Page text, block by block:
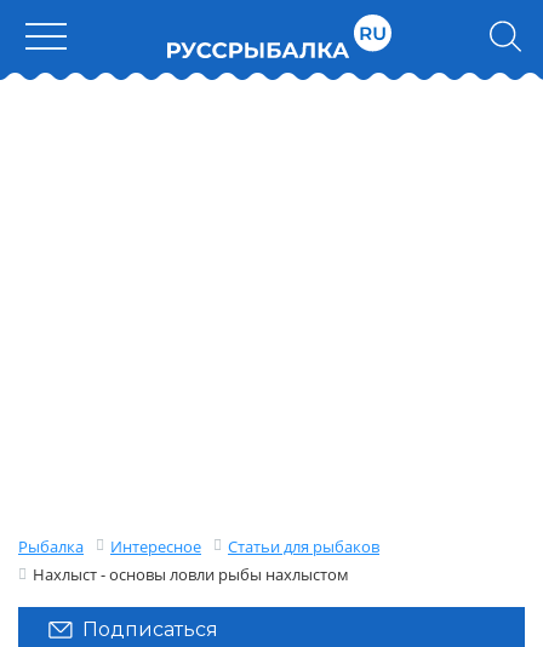
Рыбалка Интересное
Статьи для рыбаков
Нахлыст - основы ловли рыбы нахлыстом
Подписаться